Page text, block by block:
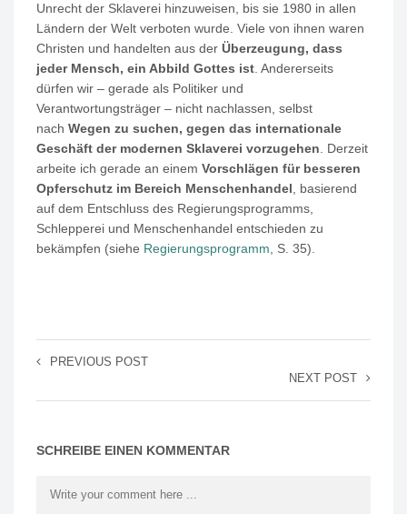
Unrecht der Sklaverei hinzuweisen, bis sie 1980 in allen
Ländern der Welt verboten wurde. Viele von ihnen waren
Christen und handelten aus der Überzeugung, dass
jeder Mensch, ein Abbild Gottes ist . Andererseits
dürfen wir – gerade als Politiker und
Verantwortungsträger – nicht nachlassen, selbst
nach Wegen zu suchen, gegen das internationale
Geschäft der modernen Sklaverei vorzugehen . Derzeit
arbeite ich gerade an einem Vorschlägen für besseren
Opferschutz im Bereich Menschenhandel , basierend
auf dem Entschluss des Regierungsprogramms,
Schlepperei und Menschenhandel entschieden zu
bekämpfen (siehe Regierungsprogramm , S. 35).
PREVIOUS POST
NEXT POST
SCHREIBE EINEN KOMMENTAR